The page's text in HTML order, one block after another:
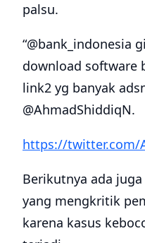
palsu.
“@bank_indonesia
download software
link2 yg banyak
@AhmadShiddiqN.
https://twitter.com/
Berikutnya ada juga
yang mengkritik
karena kasus